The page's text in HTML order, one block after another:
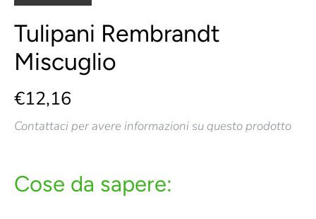
Tulipani Rembrandt
Miscuglio
€12,16
Contattaci per avere informazioni su questo prodotto
Cose da sapere: